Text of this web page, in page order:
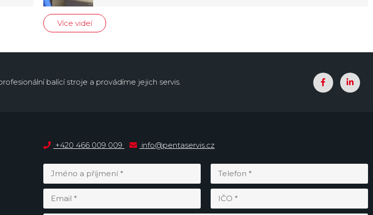
Více videí
balící stroje a provádíme jejich servis.
+420 466 009 009 info@pentaservis.cz